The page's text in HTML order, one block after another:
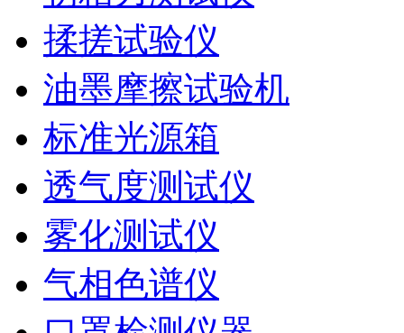
揉搓试验仪
油墨摩擦试验机
标准光源箱
透气度测试仪
雾化测试仪
气相色谱仪